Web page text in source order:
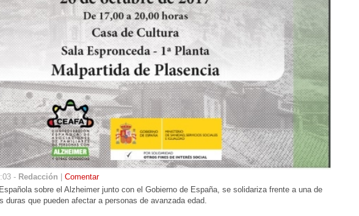
- Redacción | Comentar
sobre el Alzheimer junto con el Gobierno de España, se solidariza frente a una de
duras que pueden afectar a personas de avanzada edad.